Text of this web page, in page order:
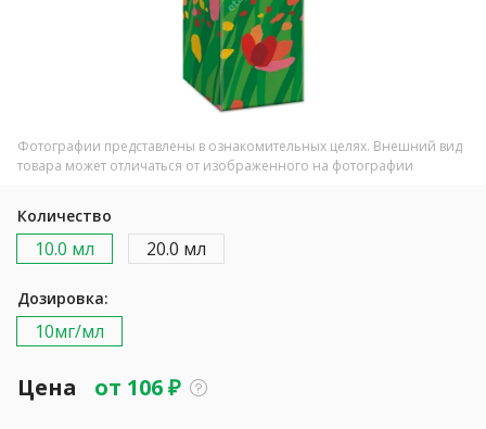
Фотографии представлены в ознакомительных целях. Внешний вид
товара может отличаться от изображенного на фотографии
Количество
10.0 мл 20.0 мл
Дозировка:
10мг/мл
Цена от 106₽